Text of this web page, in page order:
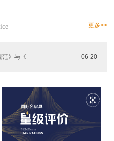
更多>>
范》与《 06-20